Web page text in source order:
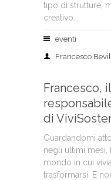
tipo di strutture,
creativo...
eventi
Francesco
Francesco,
di
Guardandomi
negli ultimi mesi,
mondo in cui
trasformarsi. E